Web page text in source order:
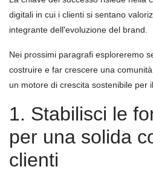
digitali in cui i clienti si sentano
integrante dell'evoluzione del brand.
Nei prossimi paragrafi esploreremo
costruire e far crescere una
un motore di crescita sostenibile per
1. Stabilisci le
per una solida
clienti